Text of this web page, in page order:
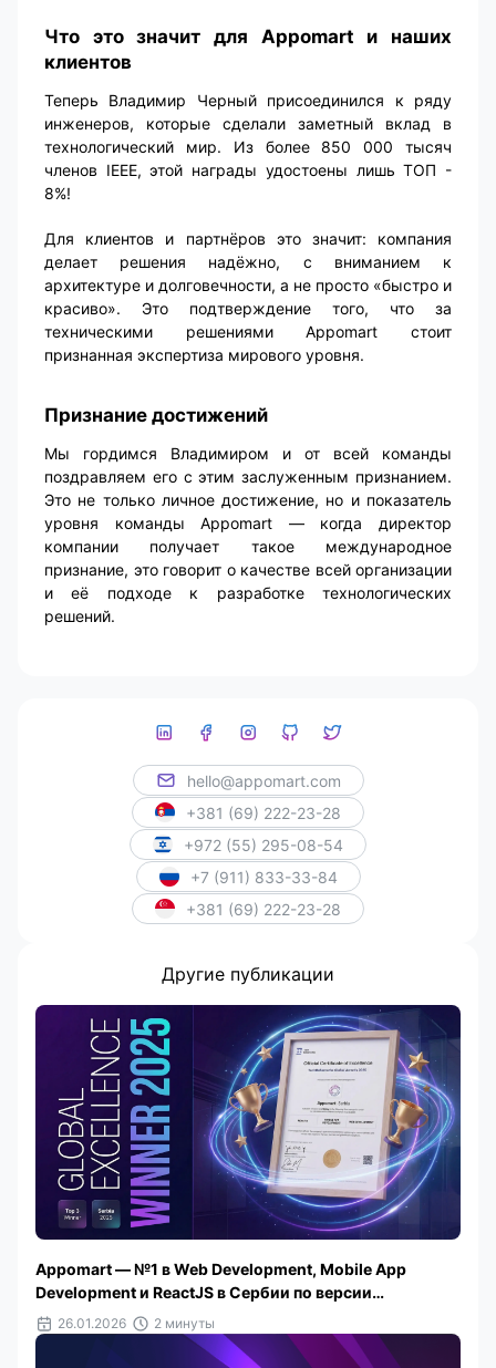
Что это значит для Appomart и наших
клиентов
Теперь Владимир Черный присоединился к ряду
инженеров, которые сделали заметный вклад в
технологический мир. Из более 850 000 тысяч
членов IEEE, этой награды удостоены лишь ТОП -
8%!
Для клиентов и партнёров это значит: компания
делает решения надёжно, с вниманием к
архитектуре и долговечности, а не просто «быстро и
красиво». Это подтверждение того, что за
техническими решениями Appomart стоит
признанная экспертиза мирового уровня.
Признание достижений
Мы гордимся Владимиром и от всей команды
поздравляем его с этим заслуженным признанием.
Это не только личное достижение, но и показатель
уровня команды Appomart — когда директор
компании получает такое международное
признание, это говорит о качестве всей организации
и её подходе к разработке технологических
решений.
Другие публикации
Appomart — №1 в Web Development, Mobile App
Development и ReactJS в Сербии по версии
TechBehemoths 2025
26.01.2026 2 минуты
hello@appomart.com
+381 (69) 222-23-28
+972 (55) 295-08-54
+7 (911) 833-33-84
+381 (69) 222-23-28